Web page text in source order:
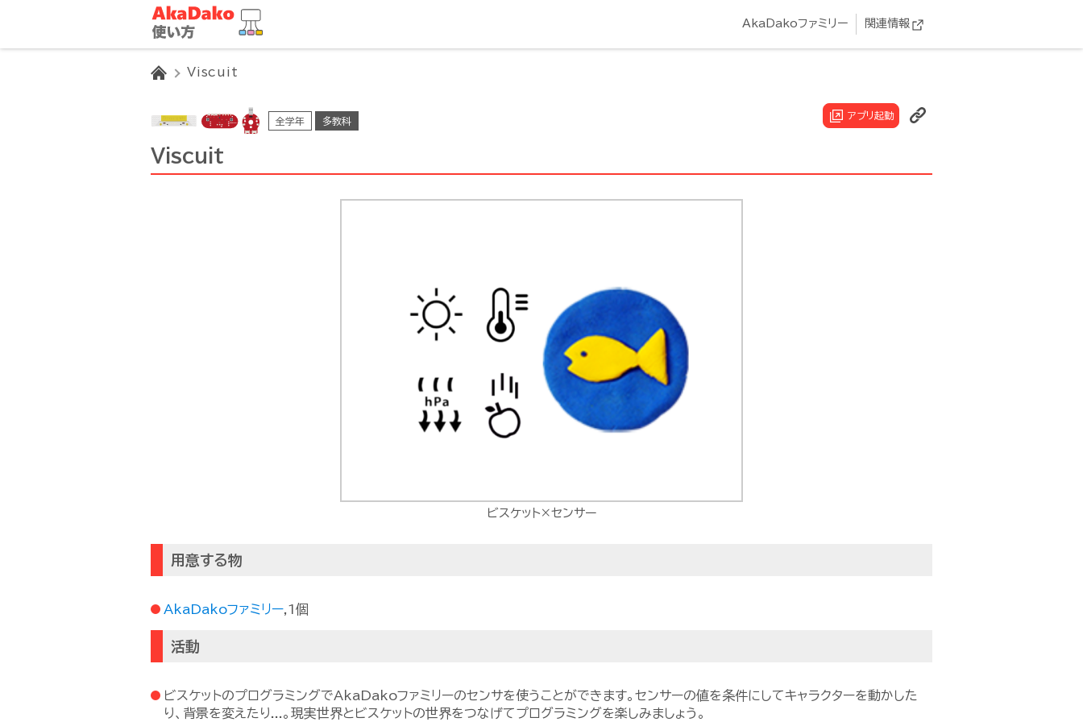
AkaDakoファミリー 関連情報
HOME
Viscuit
全学年 多教科
Viscuit
アプリ起動
ビスケット×センサー
用意する物
AkaDakoファミリー,1個
活動
ビスケットのプログラミングでAkaDakoファミリーのセンサを使うことができます。センサーの値を条件にしてキャラクターを動かした
り、背景を変えたり...。現実世界とビスケットの世界をつなげてプログラミングを楽しみましょう。